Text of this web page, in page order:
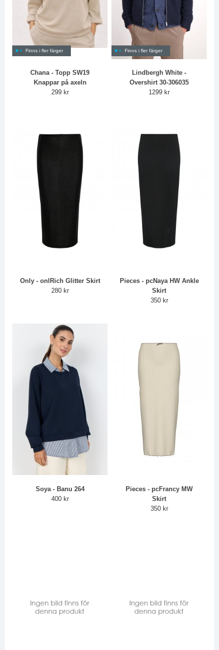
Finns i fler färger
Chana - Topp SW19
Knappar på axeln
299 kr
Finns i fler färger
Lindbergh White -
Overshirt 30-306035
1299 kr
Only - onlRich Glitter Skirt
280 kr
Pieces - pcNaya HW Ankle
Skirt
350 kr
Soya - Banu 264
400 kr
Pieces - pcFrancy MW
Skirt
350 kr